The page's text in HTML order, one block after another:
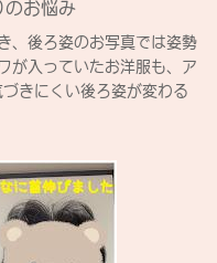
のお悩み
、後ろ姿のお写真では姿勢
が入っていたお洋服も、ア
きにくい後ろ姿が変わる